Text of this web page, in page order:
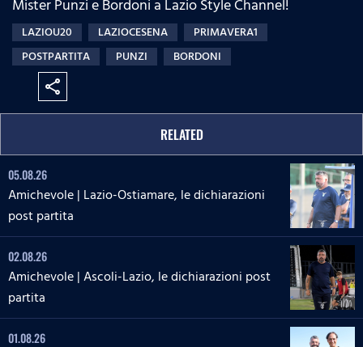
:
0
%
s
s
:
Mister Punzi e Bordoni a Lazio Style Channel!
LAZIOU20 LAZIOCESENA
PRIMAVERA1
POSTPARTITA
PUNZI BORDONI
share
RELATED
05.08.26
Amichevole | Lazio-Ostiamare, le dichiarazioni
post partita
02.08.26
Amichevole | Ascoli-Lazio, le dichiarazioni post
partita
01.08.26